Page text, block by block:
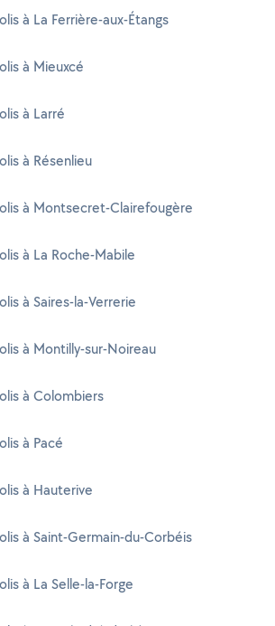
à La Ferrière-aux-Étangs
à Mieuxcé
à Larré
à Résenlieu
à Montsecret-Clairefougère
à La Roche-Mabile
à Saires-la-Verrerie
à Montilly-sur-Noireau
à Colombiers
à Pacé
à Hauterive
à Saint-Germain-du-Corbéis
à La Selle-la-Forge